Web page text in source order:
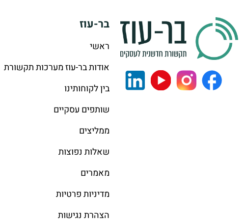
בר-עוז
ראשי
אודות בר-עוז מערכות תקשורת
בין לקוחותינו
שותפים עסקיים
ממליצים
שאלות נפוצות
מאמרים
מדיניות פרטיות
הצהרת נגישות